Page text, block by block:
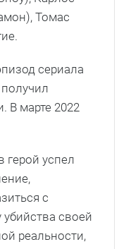
Томас
сериала
В марте 2022
успел
с
своей
реальности,